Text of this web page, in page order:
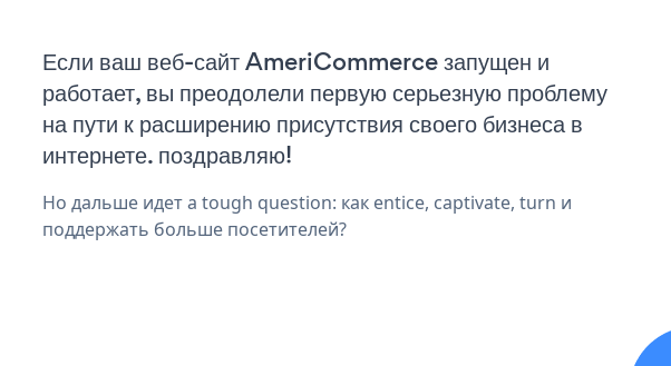
Если ваш веб-сайт AmeriCommerce запущен и
работает, вы преодолели первую серьезную проблему
на пути к расширению присутствия своего бизнеса в
интернете. поздравляю!
Но дальше идет a tough question: как entice, captivate, turn и
поддержать больше посетителей?